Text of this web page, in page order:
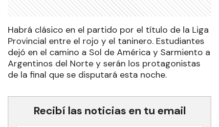
Habrá clásico en el partido por el título de la Liga
Provincial entre el rojo y el taninero. Estudiantes
dejó en el camino a Sol de América y Sarmiento a
Argentinos del Norte y serán los protagonistas
de la final que se disputará esta noche.
Recibí las noticias en tu email